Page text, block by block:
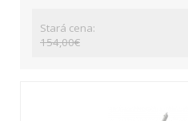
Stará cena:
154,00€